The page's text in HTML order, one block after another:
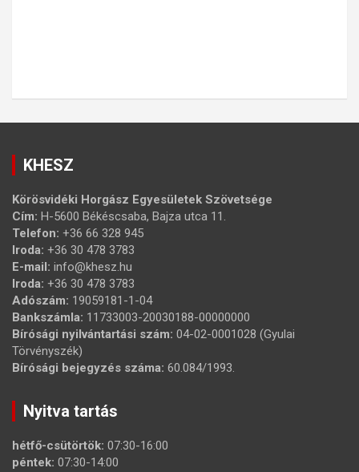
KHESZ
Körösvidéki Horgász Egyesületek Szövetsége
Cím: H-5600 Békéscsaba, Bajza utca 11.
Telefon: +36 66 328 945
Iroda: +36 30 478 3783
E-mail: info@khesz.hu
Iroda: +36 30 478 3783
Adószám: 19059181-1-04
Bankszámla: 11733003-20030188-00000000
Bírósági nyilvántartási szám: 04-02-0001028 (Gyulai
Törvényszék)
Bírósági bejegyzés száma: 60.084/1993.
Nyitva tartás
hétfő-csütörtök: 07:30-16:00
péntek: 07:30-14:00